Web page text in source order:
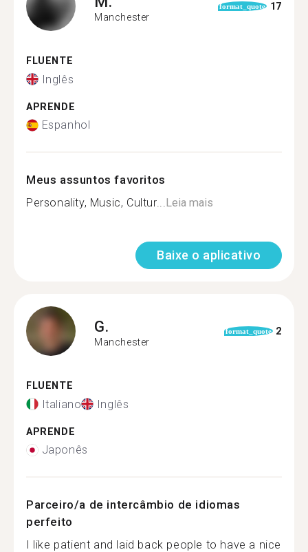
Manchester
format_quote 17
FLUENTE
Inglês
APRENDE
Espanhol
Meus assuntos favoritos
Personality, Music, Cultur...Leia mais
Baixe o aplicativo
G.
Manchester
format_quote 2
FLUENTE
Italiano Inglês
APRENDE
Japonês
Parceiro/a de intercâmbio de idiomas
perfeito
I like patient and laid back people to have a nice